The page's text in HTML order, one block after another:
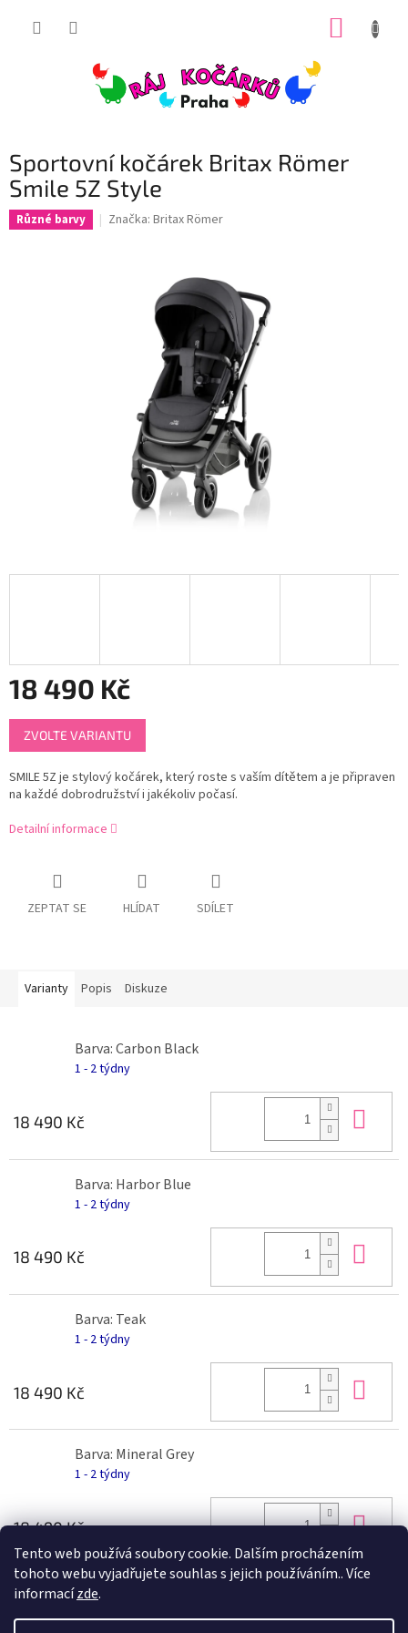
Tento web používá soubory cookie. Dalším procházením
tohoto webu vyjadřujete souhlas s jejich používáním.. Více
informacízde.
Sportovní kočárek Britax Römer
Smile 5Z Style
Různé barvy Značka: Britax Römer
18 490 Kč
Měrná
cena:
ZVOLTE VARIANTU
SMILE 5Z je stylový kočárek, který roste s vaším dítětem a je připraven
na každé dobrodružství i jakékoliv počasí.
Detailní informace
ZEPTAT SE HLÍDAT SDÍLET
Varianty Popis Diskuze
Barva: Carbon Black
1 - 2 týdny
18 490 Kč
Barva: Harbor Blue
1 - 2 týdny
18 490 Kč
Barva: Teak
1 - 2 týdny
18 490 Kč
Barva: Mineral Grey
1 - 2 týdny
18 490 Kč Do